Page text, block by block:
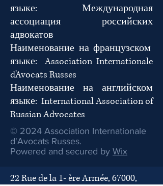
языке: Международная
ассоциация российских
адвокатов
Наименование на французском
языке:Association Internationale
d'Avocats Russes
Наименование на английском
языке: International Association of
Russian Advocates
© 2024 Association Internationale
d'Avocats Russes.
Powered and secured by Wix
22 Rue de la 1- ère Armée, 67000,